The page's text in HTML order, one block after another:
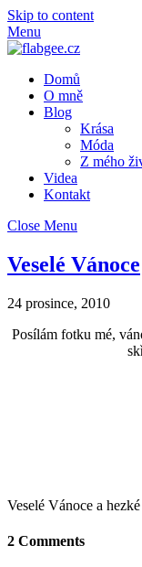
Skip to content
Menu
Domů
O mně
Blog
Krása
Móda
Z mého
Videa
Kontakt
Close Menu
Veselé Vánoce
24 prosince, 2010
Posílám fotku mé,
Veselé Vánoce a
2 Comments